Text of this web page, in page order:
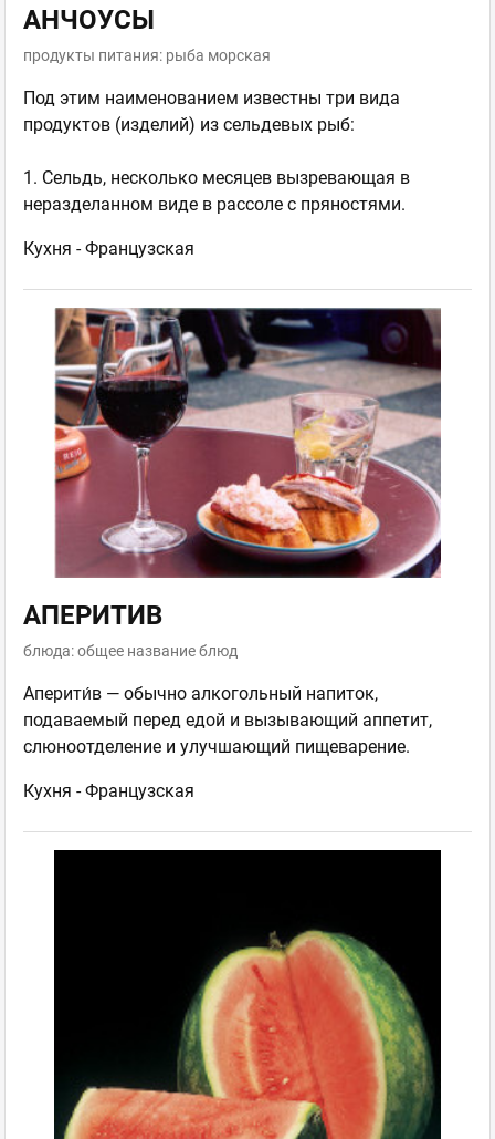
АНЧОУСЫ
продукты питания: рыба морская
Под этим наименованием известны три вида
продуктов (изделий) из сельдевых рыб:
1. Сельдь, несколько месяцев вызревающая в
неразделанном виде в рассоле с пряностями.
Кухня -Французская
АПЕРИТИВ
блюда: общее название блюд
Аперити́в — обычно алкогольный напиток,
подаваемый перед едой и вызывающий аппетит,
слюноотделение и улучшающий пищеварение.
Кухня -Французская